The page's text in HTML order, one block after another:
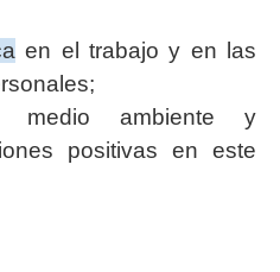
en el trabajo y en las
medio ambiente y
positivas en este